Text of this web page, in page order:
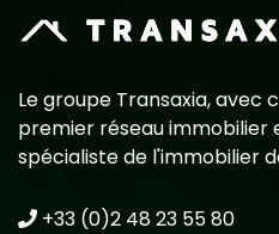
Le groupe Transaxia, avec
premier réseau immobilier
spécialiste de l'immobilier
+33 (0)2 48 23 55 80